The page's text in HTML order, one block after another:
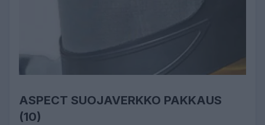
ASPECT SUOJAVERKKO PAKKAUS
(10)